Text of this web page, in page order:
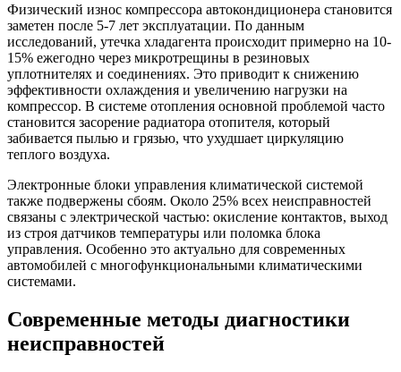
Физический износ компрессора автокондиционера становится
заметен после 5-7 лет эксплуатации. По данным
исследований, утечка хладагента происходит примерно на 10-
15% ежегодно через микротрещины в резиновых
уплотнителях и соединениях. Это приводит к снижению
эффективности охлаждения и увеличению нагрузки на
компрессор. В системе отопления основной проблемой часто
становится засорение радиатора отопителя, который
забивается пылью и грязью, что ухудшает циркуляцию
теплого воздуха.
Электронные блоки управления климатической системой
также подвержены сбоям. Около 25% всех неисправностей
связаны с электрической частью: окисление контактов, выход
из строя датчиков температуры или поломка блока
управления. Особенно это актуально для современных
автомобилей с многофункциональными климатическими
системами.
Современные методы диагностики
неисправностей